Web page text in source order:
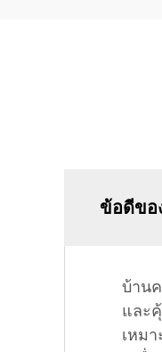
ข้อดีขอ
บ้าน
และ
เหม